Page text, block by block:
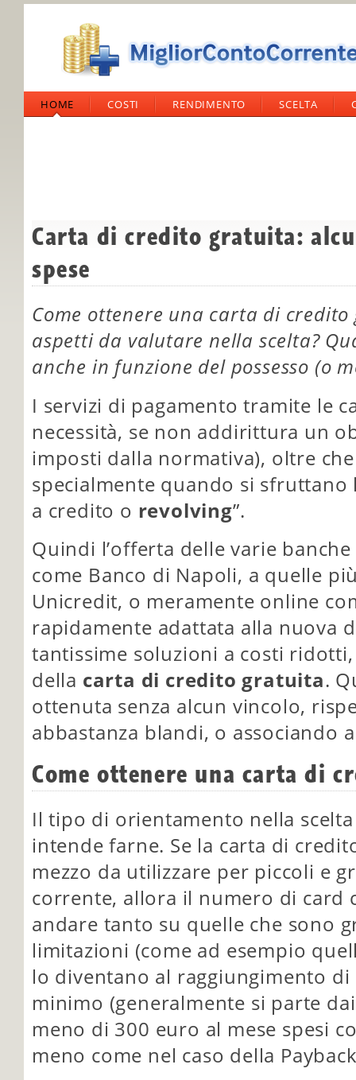
HOME COSTI RENDIMENTO SCELTA
Carta di credito gratuita:
spese
Come ottenere una carta di
aspetti da valutare nella scelta?
anche in funzione del possesso (o
I servizi di pagamento tramite le
necessità, se non addirittura un
imposti dalla normativa), oltre
specialmente quando si
a credito o revolving”.
Quindi l’offerta delle varie
come Banco di Napoli, a quelle
Unicredit, o meramente online
rapidamente adattata alla nuova
tantissime soluzioni a costi
della carta di credito gratuita.
ottenuta senza alcun vincolo,
abbastanza blandi, o associando
Come ottenere una carta di
Il tipo di orientamento nella
intende farne. Se la carta di
mezzo da utilizzare per piccoli e
corrente, allora il numero di card
andare tanto su quelle che sono
limitazioni (come ad esempio
lo diventano al raggiungimento
minimo (generalmente si parte
meno di 300 euro al mese spesi
meno come nel caso della